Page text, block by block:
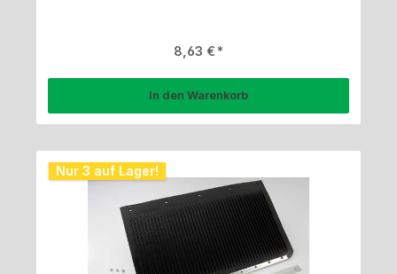
Regulärer Preis:
8,63 €
In den Warenkorb
Nur 3 auf Lager!